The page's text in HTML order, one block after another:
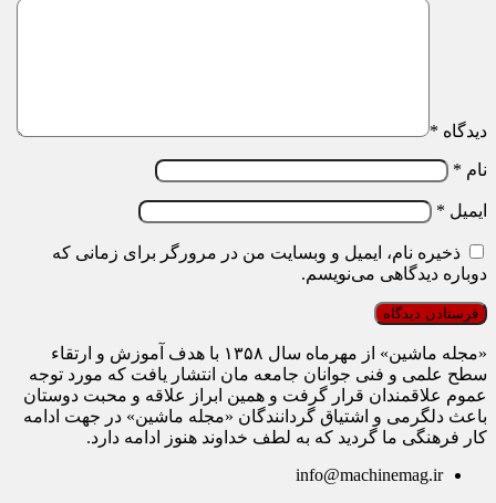
دیدگاه *
نام *
ایمیل *
ذخیره نام، ایمیل و وبسایت من در مرورگر برای زمانی که
دوباره دیدگاهی می‌نویسم.
«مجله ماشین» از مهرماه سال ۱۳۵۸ با هدف آموزش و ارتقاء
سطح علمی و فنی جوانان جامعه مان انتشار یافت که مورد توجه
عموم علاقمندان قرار گرفت و همین ابراز علاقه و محبت دوستان
باعث دلگرمی و اشتیاق گردانندگان «مجله ماشین» در جهت ادامه
کار فرهنگی ما گردید که به لطف خداوند هنوز ادامه دارد.
info@machinemag.ir